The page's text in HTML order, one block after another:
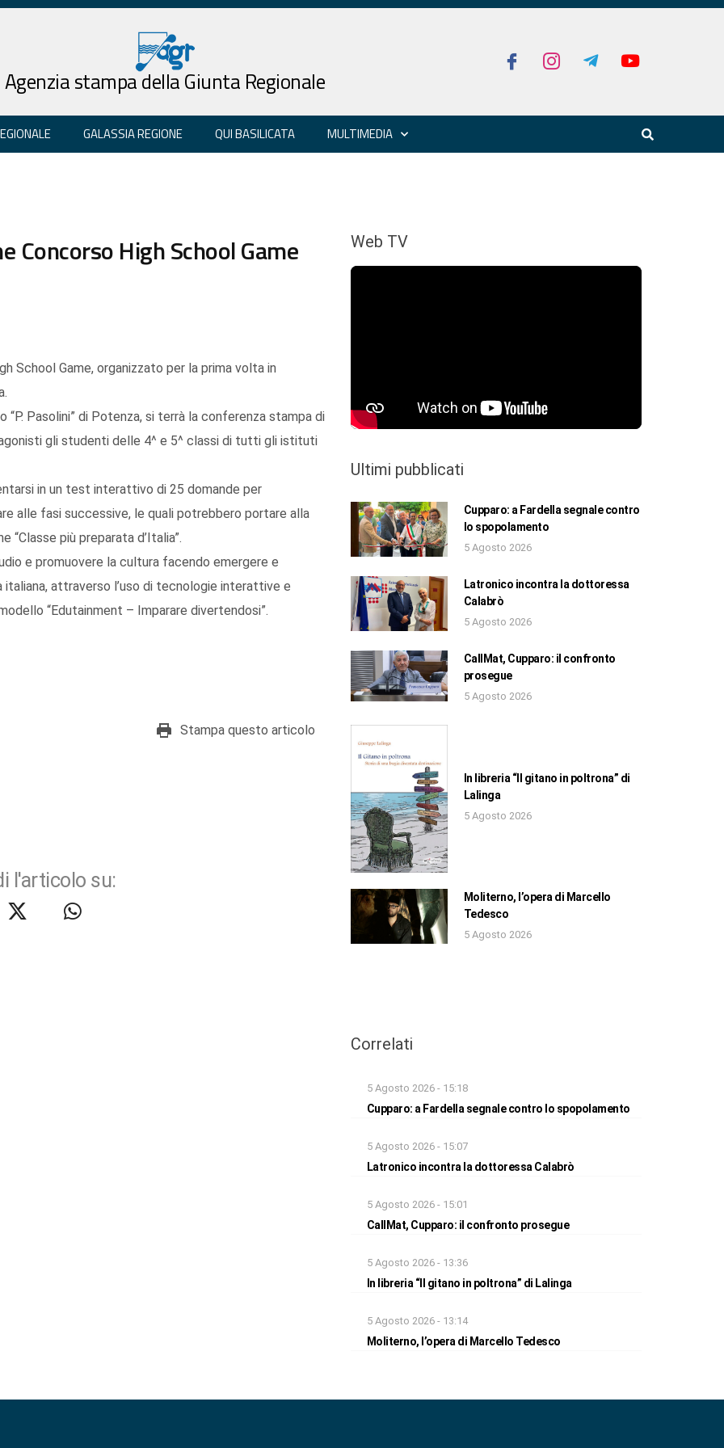
Agenzia stampa della Giunta Regionale
GALASSIA REGIONE QUI BASILICATA MULTIMEDIA
Concorso High School Game
School Game, organizzato per la prima volta in
Pasolini” di Potenza, si terrà la conferenza stampa di
gli studenti delle 4^ e 5^ classi di tutti gli istituti
in un test interattivo di 25 domande per
alle fasi successive, le quali potrebbero portare alla
più preparata d’Italia”.
e promuovere la cultura facendo emergere e
attraverso l’uso di tecnologie interattive e
“Edutainment – Imparare divertendosi”.
Stampa questo articolo
l'articolo su:
Web TV
Ultimi pubblicati
Cupparo: a Fardella segnale contro
lo spopolamento
5 Agosto 2026
Latronico incontra la dottoressa
Calabrò
5 Agosto 2026
CallMat, Cupparo: il confronto
prosegue
5 Agosto 2026
In libreria “Il gitano in poltrona” di
Lalinga
5 Agosto 2026
Moliterno, l’opera di Marcello
Tedesco
5 Agosto 2026
Correlati
5 Agosto 2026 - 15:18
Cupparo: a Fardella segnale contro lo spopolamento
5 Agosto 2026 - 15:07
Latronico incontra la dottoressa Calabrò
5 Agosto 2026 - 15:01
CallMat, Cupparo: il confronto prosegue
5 Agosto 2026 - 13:36
In libreria “Il gitano in poltrona” di Lalinga
5 Agosto 2026 - 13:14
Moliterno, l’opera di Marcello Tedesco